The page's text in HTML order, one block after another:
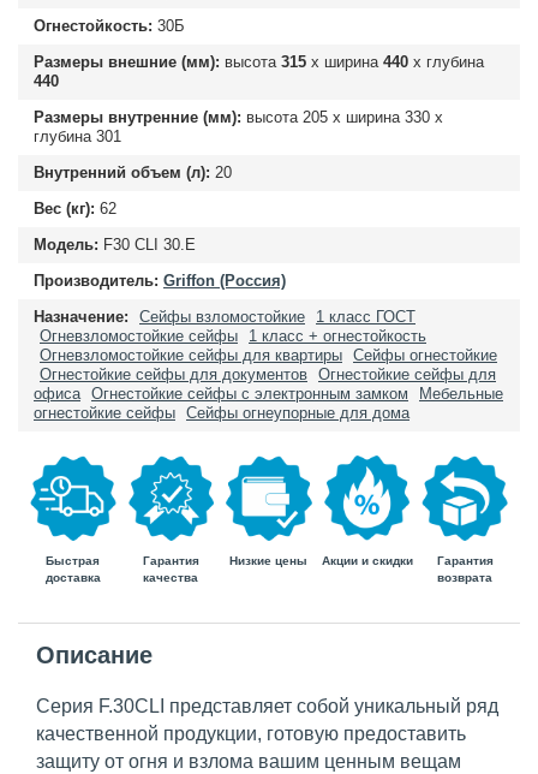
Огнестойкость: 30Б
Размеры внешние (мм): высота 315 х ширина 440 х глубина
440
Размеры внутренние (мм): высота 205 х ширина 330 х
глубина 301
Внутренний объем (л): 20
Вес (кг): 62
Модель: F30 CLI 30.E
Производитель: Griffon (Россия)
Назначение:
Сейфы взломостойкие
1 класс ГОСТ
Огневзломостойкие сейфы
1 класс + огнестойкость
Огневзломостойкие сейфы для квартиры Сейфы огнестойкие
Огнестойкие сейфы для документов Огнестойкие сейфы для
офиса Огнестойкие сейфы с электронным замком
Мебельные
огнестойкие сейфы Сейфы огнеупорные для дома
Быстрая
доставка
Гарантия
качества
Низкие цены Акции и скидки
Гарантия
возврата
Описание
Серия F.30CLI представляет собой уникальный ряд
качественной продукции, готовую предоставить
защиту от огня и взлома вашим ценным вещам